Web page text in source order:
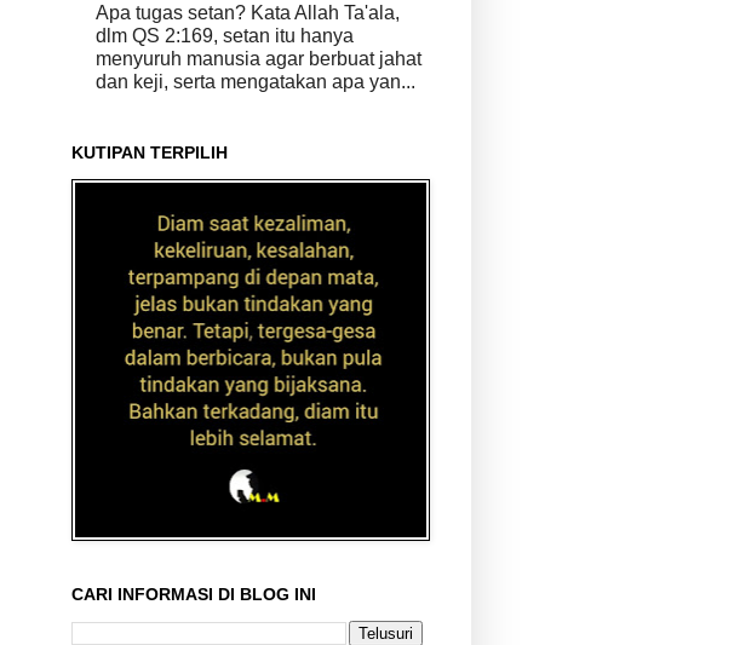
Apa tugas setan? Kata Allah Ta'ala,
dlm QS 2:169, setan itu hanya
menyuruh manusia agar berbuat jahat
dan keji, serta mengatakan apa yan...
KUTIPAN TERPILIH
CARI INFORMASI DI BLOG INI